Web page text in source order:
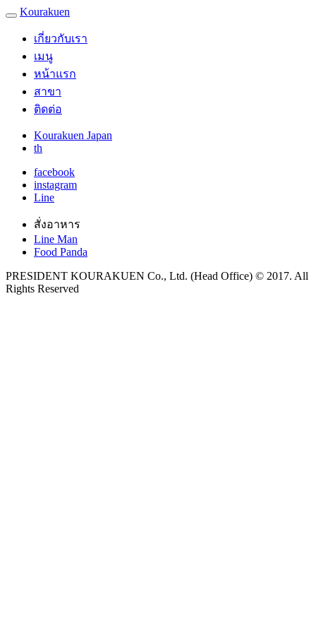
Kourakuen
เกี่ยวกับเรา
เมนู
หน้าแรก
สาขา
ติดต่อ
Kourakuen Japan
th
facebook
instagram
Line
สั่งอาหาร
Line Man
Food Panda
PRESIDENT KOURAKUEN Co., Ltd. (Head Office) © 2017. All
Rights Reserved